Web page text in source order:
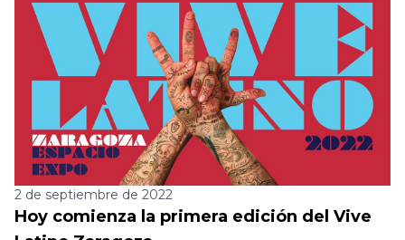
2 de septiembre de 2022
Hoy comienza la primera edición del Vive